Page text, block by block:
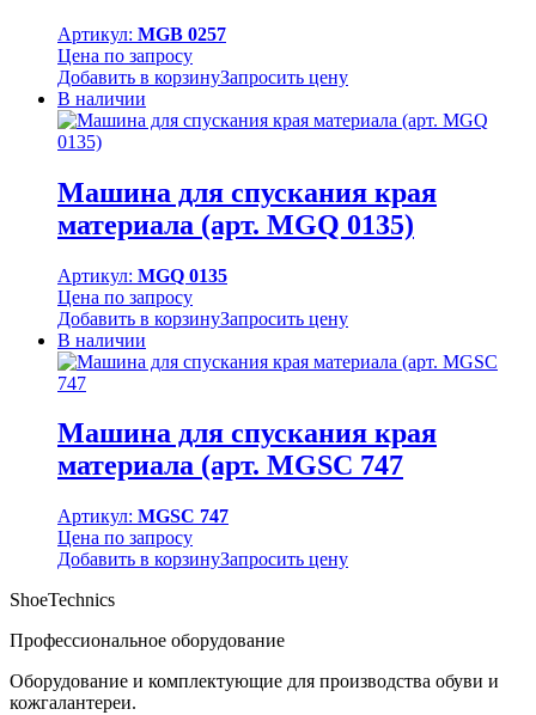
Артикул: MGB 0257
Цена по запросу
Добавить в корзинуЗапросить цену
В наличии
Машина для спускания края
материала (арт. MGQ 0135)
Артикул: MGQ 0135
Цена по запросу
Добавить в корзинуЗапросить цену
В наличии
Машина для спускания края
материала (арт. MGSC 747
Артикул: MGSC 747
Цена по запросу
Добавить в корзинуЗапросить цену
ShoeTechnics
Профессиональное оборудование
Оборудование и комплектующие для производства обуви и
кожгалантереи.